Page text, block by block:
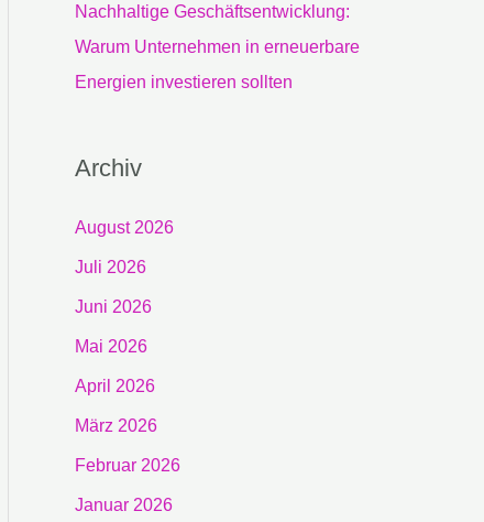
Nachhaltige Geschäftsentwicklung:
Warum Unternehmen in erneuerbare
Energien investieren sollten
Archiv
August 2026
Juli 2026
Juni 2026
Mai 2026
April 2026
März 2026
Februar 2026
Januar 2026